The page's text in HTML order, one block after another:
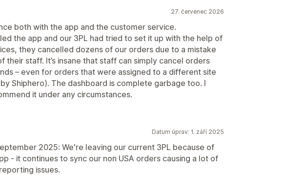
27. červenec 2026
both with the app and the customer service.
the app and our 3PL had tried to set it up with the help of
they cancelled dozens of our orders due to a mistake
their staff. It’s insane that staff can simply cancel orders
– even for orders that were assigned to a different site
Shiphero). The dashboard is complete garbage too. I
it under any circumstances.
Datum úprav: 1. září 2025
2025: We're leaving our current 3PL because of
- it continues to sync our non USA orders causing a lot of
issues.